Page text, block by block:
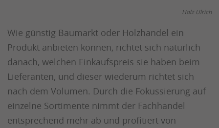
Holz Ulrich
Wie günstig Baumarkt oder Holzhandel ein
Produkt anbieten können, richtet sich natürlich
danach, welchen Einkaufspreis sie haben beim
Lieferanten, und dieser wiederum richtet sich
nach dem Volumen. Durch die Fokussierung auf
einzelne Sortimente nimmt der Fachhandel
entsprechend mehr ab und profitiert von